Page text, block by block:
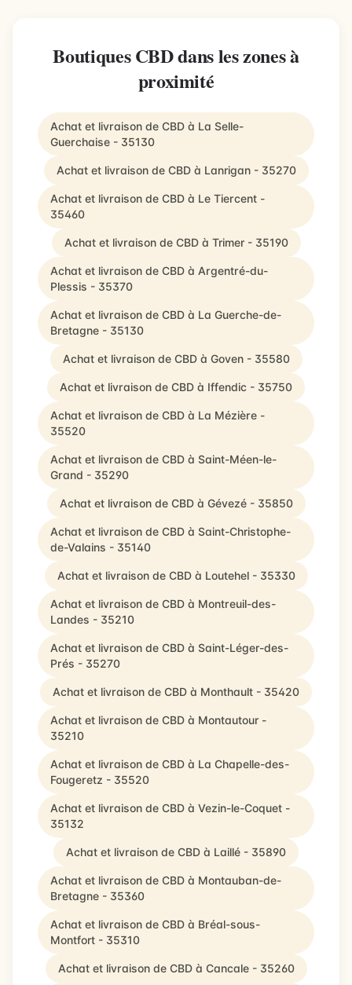
Boutiques CBD dans les zones à
proximité
Achat et livraison de CBD à La Selle-
Guerchaise - 35130
Achat et livraison de CBD à Lanrigan - 35270
Achat et livraison de CBD à Le Tiercent -
35460
Achat et livraison de CBD à Trimer - 35190
Achat et livraison de CBD à Argentré-du-
Plessis - 35370
Achat et livraison de CBD à La Guerche-de-
Bretagne - 35130
Achat et livraison de CBD à Goven - 35580
Achat et livraison de CBD à Iffendic - 35750
Achat et livraison de CBD à La Mézière -
35520
Achat et livraison de CBD à Saint-Méen-le-
Grand - 35290
Achat et livraison de CBD à Gévezé - 35850
Achat et livraison de CBD à Saint-Christophe-
de-Valains - 35140
Achat et livraison de CBD à Loutehel - 35330
Achat et livraison de CBD à Montreuil-des-
Landes - 35210
Achat et livraison de CBD à Saint-Léger-des-
Prés - 35270
Achat et livraison de CBD à Monthault - 35420
Achat et livraison de CBD à Montautour -
35210
Achat et livraison de CBD à La Chapelle-des-
Fougeretz - 35520
Achat et livraison de CBD à Vezin-le-Coquet -
35132
Achat et livraison de CBD à Laillé - 35890
Achat et livraison de CBD à Montauban-de-
Bretagne - 35360
Achat et livraison de CBD à Bréal-sous-
Montfort - 35310
Achat et livraison de CBD à Cancale - 35260